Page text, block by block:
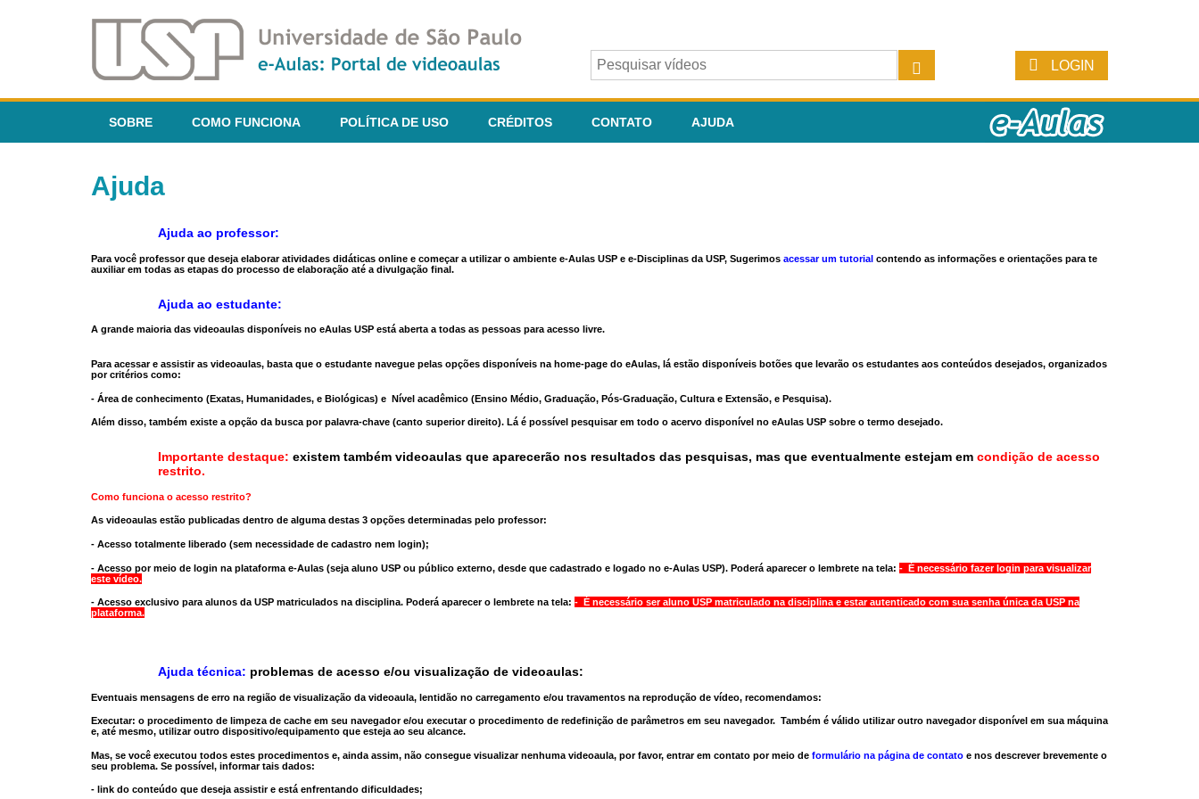
LOGIN
SOBRE COMO FUNCIONA POLÍTICA DE USO CRÉDITOS CONTATO AJUDA
Ajuda
Ajuda ao professor:
Para você professor que deseja elaborar atividades didáticas online e começar a utilizar o ambiente e-Aulas USP e e-Disciplinas da USP, Sugerimos acessar um tutorial contendo as informações e orientações para te
auxiliar em todas as etapas do processo de elaboração até a divulgação final.
Ajuda ao estudante:
A grande maioria das videoaulas disponíveis no eAulas USP está aberta a todas as pessoas para acesso livre.
Para acessar e assistir as videoaulas, basta que o estudante navegue pelas opções disponíveis na home-page do eAulas, lá estão disponíveis botões que levarão os estudantes aos conteúdos desejados, organizados
por critérios como:
- Área de conhecimento (Exatas, Humanidades, e Biológicas) e Nível acadêmico (Ensino Médio, Graduação, Pós-Graduação, Cultura e Extensão, e Pesquisa).
Além disso, também existe a opção da busca por palavra-chave (canto superior direito). Lá é possível pesquisar em todo o acervo disponível no eAulas USP sobre o termo desejado.
Importante destaque: existem também videoaulas que aparecerão nos resultados das pesquisas, mas que eventualmente estejam em condição de acesso
restrito.
Como funciona o acesso restrito?
As videoaulas estão publicadas dentro de alguma destas 3 opções determinadas pelo professor:
- Acesso totalmente liberado (sem necessidade de cadastro nem login);
- Acesso por meio de login na plataforma e-Aulas (seja aluno USP ou público externo, desde que cadastrado e logado no e-Aulas USP). Poderá aparecer o lembrete na tela: - É necessário fazer login para visualizar
este vídeo.
- Acesso exclusivo para alunos da USP matriculados na disciplina. Poderá aparecer o lembrete na tela: - É necessário ser aluno USP matriculado na disciplina e estar autenticado com sua senha única da USP na
plataforma.
Ajuda técnica: problemas de acesso e/ou visualização de videoaulas:
Eventuais mensagens de erro na região de visualização da videoaula, lentidão no carregamento e/ou travamentos na reprodução de vídeo, recomendamos:
Executar: o procedimento de limpeza de cache em seu navegador e/ou executar o procedimento de redefinição de parâmetros em seu navegador. Também é válido utilizar outro navegadordisponível em sua máquina
e, até mesmo, utilizar outro dispositivo/equipamento que esteja ao seu alcance.
Mas, se você executou todos estes procedimentos e, ainda assim, não consegue visualizar nenhuma videoaula, por favor, entrar em contato por meio de formulário na página de contato e nos descrever brevemente o
seu problema. Se possível, informar tais dados:
- link do conteúdo que deseja assistir e está enfrentando dificuldades;